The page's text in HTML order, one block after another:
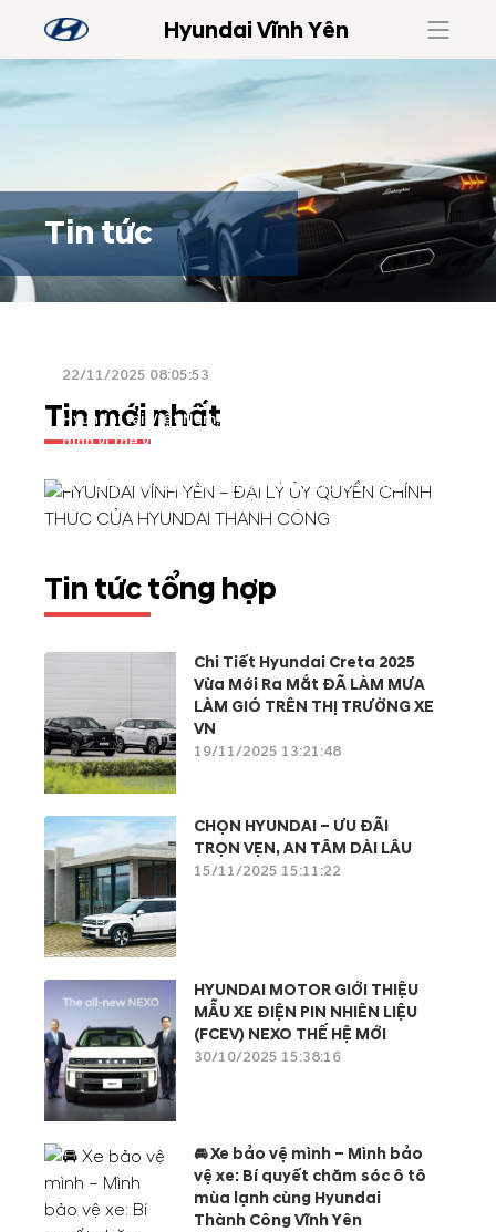
Hyundai Vĩnh Yên
Tin tức
Tin mới nhất
22/11/2025 08:05:53
Với gần 20 năm đồng hành cùng thương hiệu
Hyundai tại Việt Nam, Hyundai Vĩnh Yên đã khẳng
định vị thế vững chắc là đại lý ủy quyền hàng đầu
lạc tại vị trí thuận tiện, showroom Hyundai Vĩnh
Yên được thiết kế theo tiêu chuẩn toàn...
Tin tức tổng hợp
Chi Tiết Hyundai Creta 2025
Vừa Mới Ra Mắt ĐÃ LÀM MƯA
LÀM GIÓ TRÊN THỊ TRƯỜNG XE
VN
19/11/2025 13:21:48
CHỌN HYUNDAI – ƯU ĐÃI
TRỌN VẸN, AN TÂM DÀI LÂU
15/11/2025 15:11:22
HYUNDAI MOTOR GIỚI THIỆU
MẪU XE ĐIỆN PIN NHIÊN LIỆU
(FCEV) NEXO THẾ HỆ MỚI
30/10/2025 15:38:16
🚘 Xe bảo vệ mình – Mình bảo
vệ xe: Bí quyết chăm sóc ô tô
mùa lạnh cùng Hyundai
Thành Công Vĩnh Yên